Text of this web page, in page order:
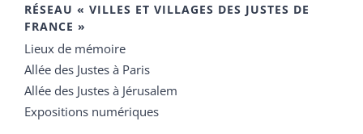
RÉSEAU « VILLES ET VILLAGES DES JUSTES DE
FRANCE »
Lieux de mémoire
Allée des Justes à Paris
Allée des Justes à Jérusalem
Expositions numériques